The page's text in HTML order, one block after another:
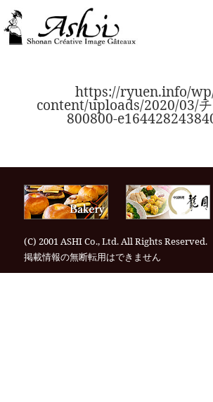
https://ryuen.info/
content/uploads/2020/03/チ
800800-
(C) 2001 ASHI Co., Ltd. All Rights Reserved.
掲載情報の無断転⽤はできません